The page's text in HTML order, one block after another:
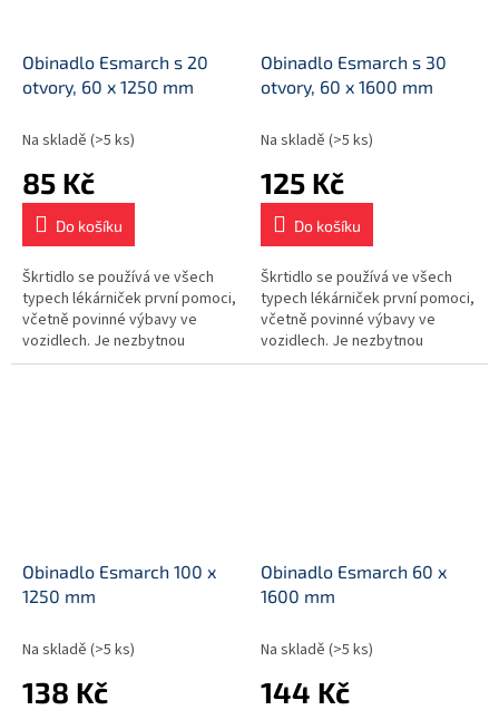
Obinadlo Esmarch s 20
otvory, 60 x 1250 mm
Na skladě (>5 ks)
85 Kč
Do košíku
Škrtidlo se používá ve všech
typech lékárniček první pomoci,
včetně povinné výbavy ve
vozidlech. Je nezbytnou
součástí vybavení
Obinadlo Esmarch s 30
otvory, 60 x 1600 mm
Na skladě (>5 ks)
125 Kč
Do košíku
Škrtidlo se používá ve všech
typech lékárniček první pomoci,
včetně povinné výbavy ve
vozidlech. Je nezbytnou
součástí vybavení
Obinadlo Esmarch 100 x
1250 mm
Na skladě (>5 ks)
138 Kč
Obinadlo Esmarch 60 x
1600 mm
Na skladě (>5 ks)
144 Kč